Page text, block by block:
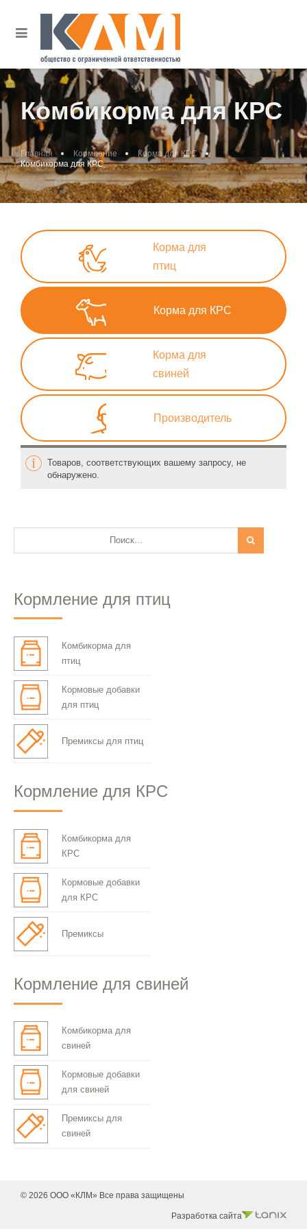
Комбикорма для КРС
Главная Кормление
Корма для КРС
Комбикорма для КРС
Корма для
птиц
Корма для КРС
Корма для
свиней
Производитель
Товаров, соответствующих вашему запросу, не
обнаружено.
Кормление для птиц
Комбикорма для
птиц
Кормовые добавки
для птиц
Премиксы для птиц
Кормление для КРС
Комбикорма для
КРС
Кормовые добавки
для КРС
Премиксы
Кормление для свиней
Комбикорма для
свиней
Кормовые добавки
для свиней
Премиксы для
свиней
© 2026 ООО «КЛМ» Все права защищены
Разработка сайта